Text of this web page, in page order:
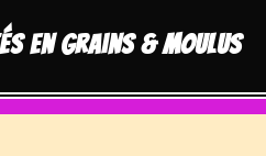
en grains & moulus